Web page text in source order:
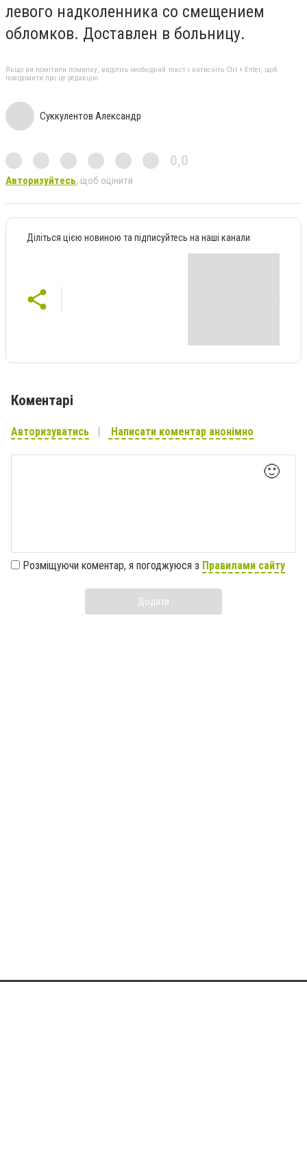
левого надколенника со смещением
обломков. Доставлен в больницу.
Якщо ви помітили помилку, виділіть необхідний текст і натисніть Ctrl + Enter, щоб
повідомити про це редакцію
Суккулентов Александр
0,0
Авторизуйтесь, щоб оцінити
Діліться цією новиною та підписуйтесь на наші канали
Коментарі
Авторизуватись Написати коментар анонімно
🙂
Розміщуючи коментар, я погоджуюся з Правилами сайту
Додати